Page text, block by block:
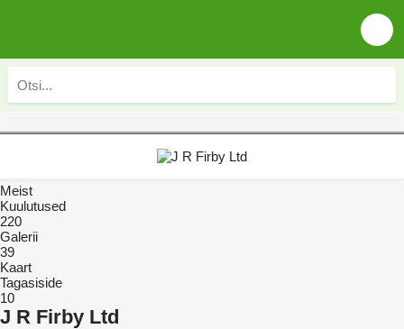
Meist
Kuulutused
220
Galerii
39
Kaart
Tagasiside
10
J R Firby Ltd